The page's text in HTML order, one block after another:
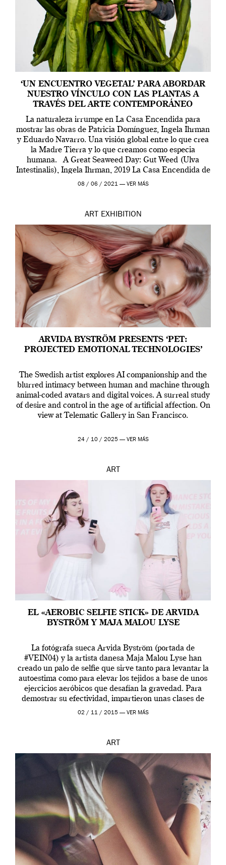
‘UN ENCUENTRO VEGETAL’ PARA ABORDAR
NUESTRO VÍNCULO CON LAS PLANTAS A
TRAVÉS DEL ARTE CONTEMPORÁNEO
La naturaleza irrumpe en La Casa Encendida para
mostrar las obras de Patricia Domínguez, Ingela Ihrman
y Eduardo Navarro. Una visión global entre lo que crea
la Madre Tierra y lo que creamos como especia
humana. A Great Seaweed Day: Gut Weed (Ulva
Intestinalis), Ingela Ihrman, 2019 La Casa Encendida de
Madrid y la Wellcome […]
08 / 06 / 2021 — VER MÁS
ART EXHIBITION
ARVIDA BYSTRÖM PRESENTS ‘PET:
PROJECTED EMOTIONAL TECHNOLOGIES’
The Swedish artist explores AI companionship and the
blurred intimacy between human and machine through
animal-coded avatars and digital voices. A surreal study
of desire and control in the age of artificial affection. On
view at Telematic Gallery in San Francisco.
24 / 10 / 2025 — VER MÁS
ART
EL «AEROBIC SELFIE STICK» DE ARVIDA
BYSTRÖM Y MAJA MALOU LYSE
La fotógrafa sueca Arvida Byström (portada de
#VEIN04) y la artista danesa Maja Malou Lyse han
creado un palo de selfie que sirve tanto para levantar la
autoestima como para elevar los tejidos a base de unos
ejercicios aeróbicos que desafían la gravedad. Para
demostrar su efectividad, impartieron unas clases de
prueba en el Tate […]
02 / 11 / 2015 — VER MÁS
ART